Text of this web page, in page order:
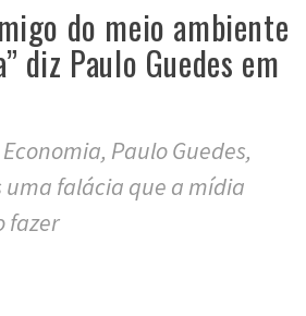
do meio ambiente
diz Paulo Guedes em
Paulo Guedes,
falácia que a mídia
fazer